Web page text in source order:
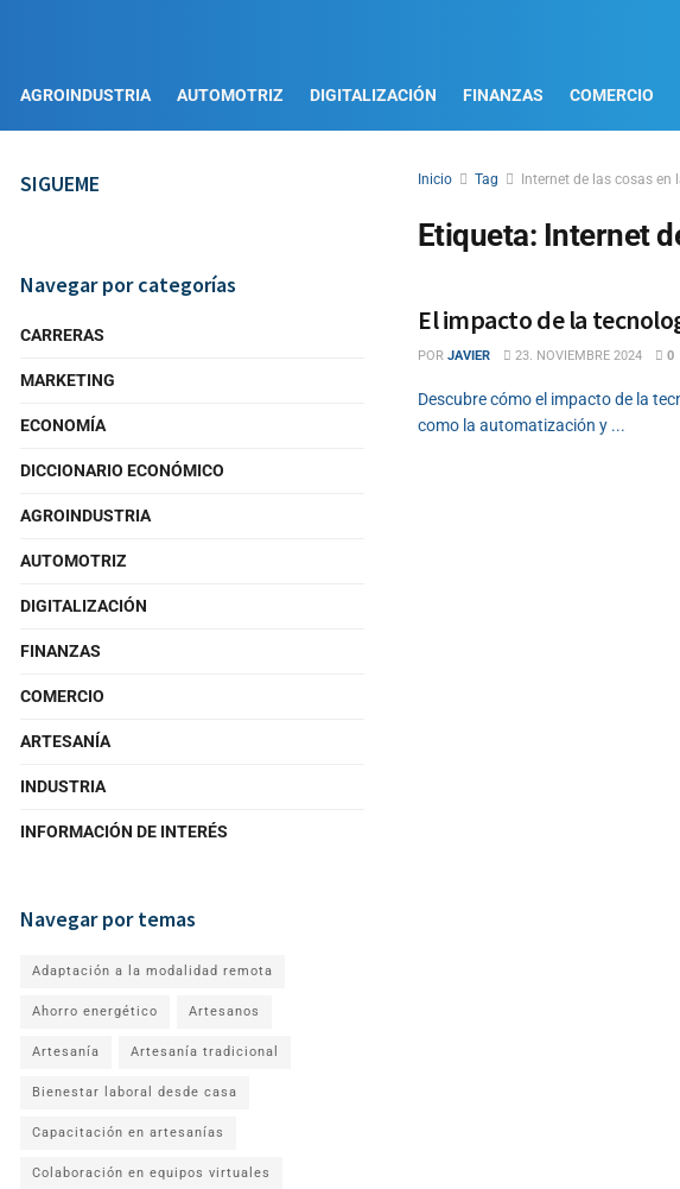
AGROINDUSTRIA AUTOMOTRIZ DIGITALIZACIÓN FINANZAS COMERCIO
Inicio Tag Internet de las cosas en
Etiqueta: Internet
El impacto de la
POR JAVIER 23. NOVIEMBRE 2024 0
Descubre cómo el impacto de la
como la automatización y ...
SIGUEME
Navegar por categorías
CARRERAS
MARKETING
ECONOMÍA
DICCIONARIO ECONÓMICO
AGROINDUSTRIA
AUTOMOTRIZ
DIGITALIZACIÓN
FINANZAS
COMERCIO
ARTESANÍA
INDUSTRIA
INFORMACIÓN DE INTERÉS
Navegar por temas
Adaptación a la modalidad remota
Ahorro energético Artesanos
Artesanía Artesanía tradicional
Bienestar laboral desde casa
Capacitación en artesanías
Colaboración en equipos virtuales